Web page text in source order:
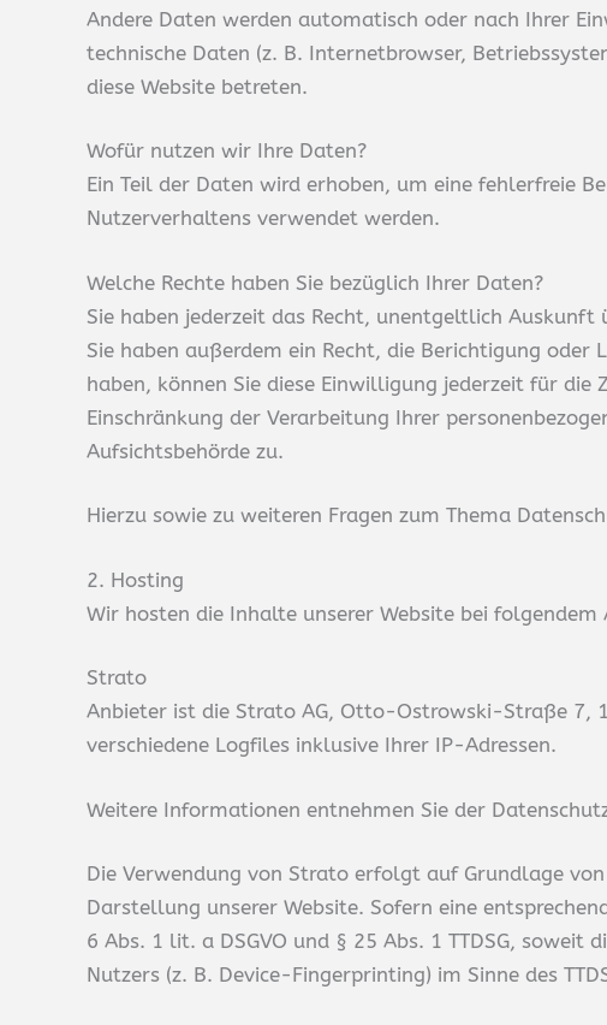
Andere Daten werden automatisch oder nach Ihrer
technische Daten (z. B. Internetbrowser,
diese Website betreten.
Wofür nutzen wir Ihre Daten?
Ein Teil der Daten wird erhoben, um eine fehlerfreie
Nutzerverhaltens verwendet werden.
Welche Rechte haben Sie bezüglich Ihrer Daten?
Sie haben jederzeit das Recht, unentgeltlich
Sie haben außerdem ein Recht, die Berichtigung
haben, können Sie diese Einwilligung jederzeit für
Einschränkung der Verarbeitung Ihrer
Aufsichtsbehörde zu.
Hierzu sowie zu weiteren Fragen zum Thema
2. Hosting
Wir hosten die Inhalte unserer Website bei folgendem
Strato
Anbieter ist die Strato AG, Otto-Ostrowski-Straße 7,
verschiedene Logfiles inklusive Ihrer IP-Adressen.
Weitere Informationen entnehmen Sie der
Die Verwendung von Strato erfolgt auf Grundlage
Darstellung unserer Website. Sofern eine
6 Abs. 1 lit. a DSGVO und § 25 Abs. 1 TTDSG,
Nutzers (z. B. Device-Fingerprinting) im Sinne des